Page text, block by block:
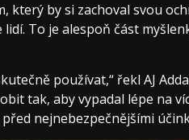
který by si zachoval svou
To je alespoň část
používat,“ řekl AJ
tak, aby vypadal lépe na
nejnebezpečnějšími